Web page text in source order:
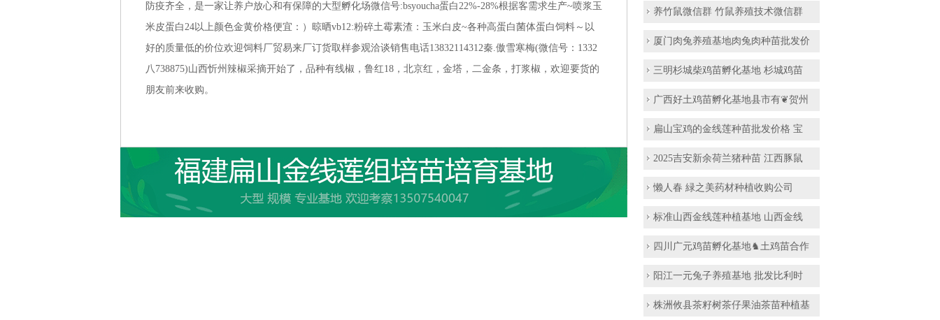
防疫齐全，是一家让养户放心和有保障的大型孵化场微信号:bsyoucha蛋白22%-28%根据客需求生产~喷浆玉
米皮蛋白24以上颜色金黄价格便宜：）晾晒vb12:粉碎土霉素渣：玉米白皮~各种高蛋白菌体蛋白饲料～以
好的质量低的价位欢迎饲料厂贸易来厂订货取样参观洽谈销售电话13832114312秦.傲雪寒梅(微信号：1332
八738875)山西忻州辣椒采摘开始了，品种有线椒，鲁红18，北京红，金塔，二金条，打浆椒，欢迎要货的
朋友前来收购。
养竹鼠微信群 竹鼠养殖技术微信群
厦门肉兔养殖基地肉兔肉种苗批发价
三明杉城柴鸡苗孵化基地 杉城鸡苗
广西好土鸡苗孵化基地县市有❦贺州
扁山宝鸡的金线莲种苗批发价格 宝
2025吉安新余荷兰猪种苗 江西豚鼠
懒人春 緑之美药材种植收购公司
标准山西金线莲种植基地 山西金线
四川广元鸡苗孵化基地♞土鸡苗合作
阳江一元兔子养殖基地 批发比利时
株洲攸县茶籽树茶仔果油茶苗种植基